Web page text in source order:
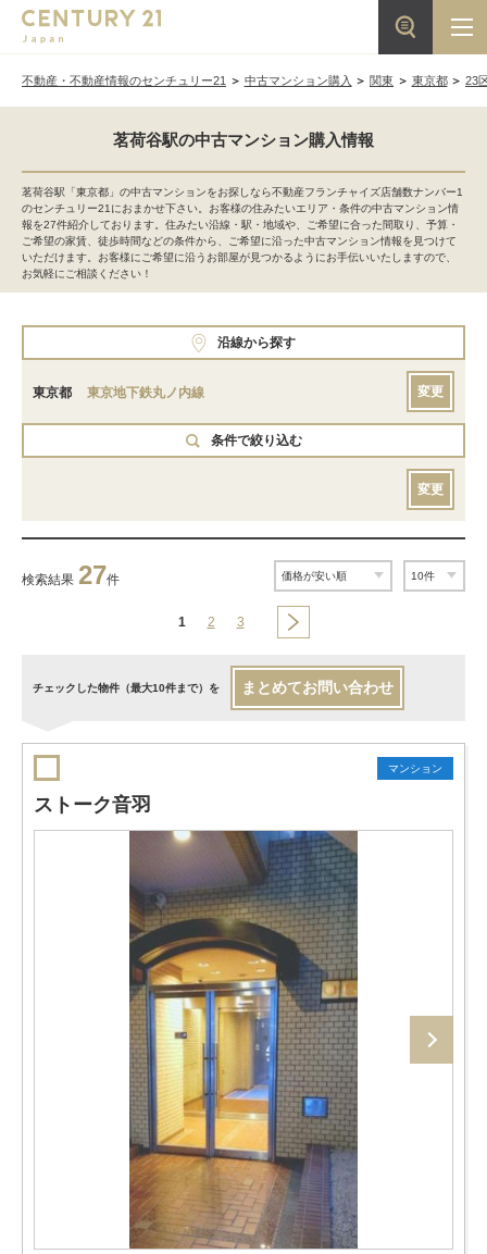
不動産・不動産情報のセンチュリー21 中古マンション購入 関東 東京都 23
茗荷谷駅の中古マンション購入情報
茗荷谷駅「東京都」の中古マンションをお探しなら不動産フランチャイズ店舗数ナンバー1
のセンチュリー21におまかせ下さい。お客様の住みたいエリア・条件の中古マンション情
報を27件紹介しております。住みたい沿線・駅・地域や、ご希望に合った間取り、予算・
ご希望の家賃、徒歩時間などの条件から、ご希望に沿った中古マンション情報を見つけて
いただけます。お客様にご希望に沿うお部屋が見つかるようにお手伝いいたしますので、
お気軽にご相談ください！
沿線から探す
東京都 東京地下鉄丸ノ内線 変更
条件で絞り込む
変更
検索結果 27件
1 2 3
チェックした物件（最大10件まで）を まとめてお問い合わせ
マンション
ストーク音羽